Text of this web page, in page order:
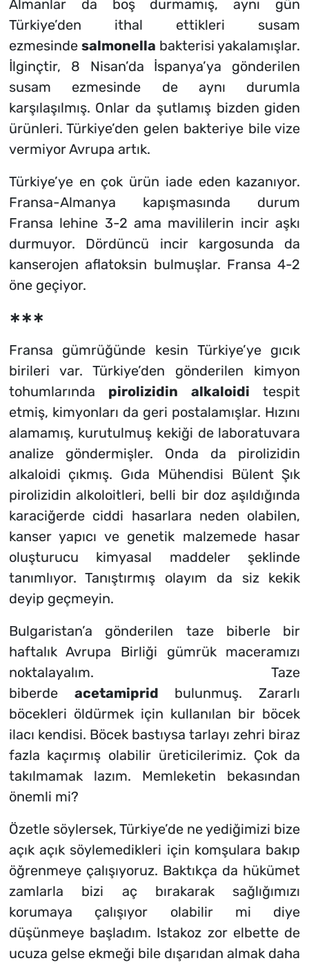
Almanlar da boş durmamış, aynı gün
Türkiye’den ithal ettikleri susam
ezmesinde salmonella bakterisi yakalamışlar.
İlginçtir, 8 Nisan’da İspanya’ya gönderilen
susam ezmesinde de aynı durumla
karşılaşılmış. Onlar da şutlamış bizden giden
ürünleri. Türkiye’den gelen bakteriye bile vize
vermiyor Avrupa artık.
Türkiye’ye en çok ürün iade eden kazanıyor.
Fransa-Almanya kapışmasında durum
Fransa lehine 3-2 ama mavililerin incir aşkı
durmuyor. Dördüncü incir kargosunda da
kanserojen aflatoksin bulmuşlar. Fransa 4-2
öne geçiyor.
∗∗∗
Fransa gümrüğünde kesin Türkiye’ye gıcık
birileri var. Türkiye’den gönderilen kimyon
tohumlarında pirolizidin alkaloidi tespit
etmiş, kimyonları da geri postalamışlar. Hızını
alamamış, kurutulmuş kekiği de laboratuvara
analize göndermişler. Onda da pirolizidin
alkaloidi çıkmış. Gıda Mühendisi Bülent Şık
pirolizidin alkoloitleri, belli bir doz aşıldığında
karaciğerde ciddi hasarlara neden olabilen,
kanser yapıcı ve genetik malzemede hasar
oluşturucu kimyasal maddeler şeklinde
tanımlıyor. Tanıştırmış olayım da siz kekik
deyip geçmeyin.
Bulgaristan’a gönderilen taze biberle bir
haftalık Avrupa Birliği gümrük maceramızı
noktalayalım. Taze
biberde acetamiprid bulunmuş. Zararlı
böcekleri öldürmek için kullanılan bir böcek
ilacı kendisi. Böcek bastıysa tarlayı zehri biraz
fazla kaçırmış olabilir üreticilerimiz. Çok da
takılmamak lazım. Memleketin bekasından
önemli mi?
Özetle söylersek, Türkiye’de ne yediğimizi bize
açık açık söylemedikleri için komşulara bakıp
öğrenmeye çalışıyoruz. Baktıkça da hükümet
zamlarla bizi aç bırakarak sağlığımızı
korumaya çalışıyor olabilir mi diye
düşünmeye başladım. Istakoz zor elbette de
ucuza gelse ekmeği bile dışarıdan almak daha